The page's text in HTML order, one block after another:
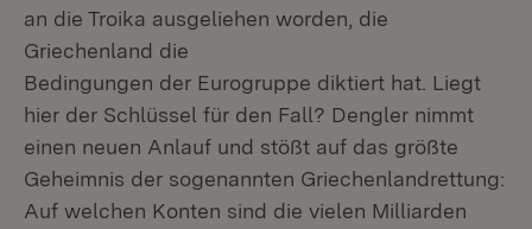
an die Troika ausgeliehen worden, die
Griechenland die
Bedingungen der Eurogruppe diktiert hat. Liegt
hier der Schlüssel für den Fall? Dengler nimmt
einen neuen Anlauf und stößt auf das größte
Geheimnis der sogenannten Griechenlandrettung:
Auf welchen Konten sind die vielen Milliarden